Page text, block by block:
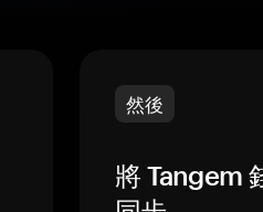
然後
將 Tangem